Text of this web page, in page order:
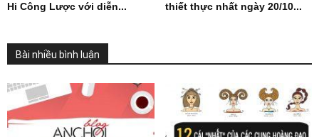
Hi Công Lược với diễn...
thiết thực nhất ngày 20/10...
Bài nhiều bình luận